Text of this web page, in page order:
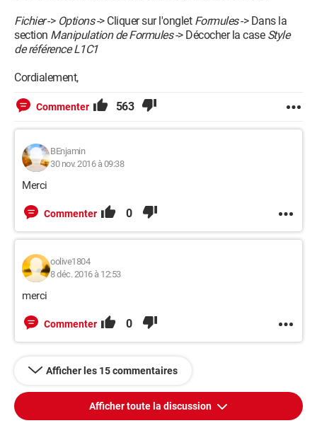
Fichier-> Options-> Cliquer sur l'onglet Formules-> Dans la
section Manipulation de Formules-> Décocher la case Style
de référence L1C1
Cordialement,
Commenter 563
BEnjamin
30 nov. 2016 à 09:38
Merci
Commenter 0
oolive1804
8 déc. 2016 à 12:53
merci
Commenter 0
Afficher les 15 commentaires
Afficher toute la discussion